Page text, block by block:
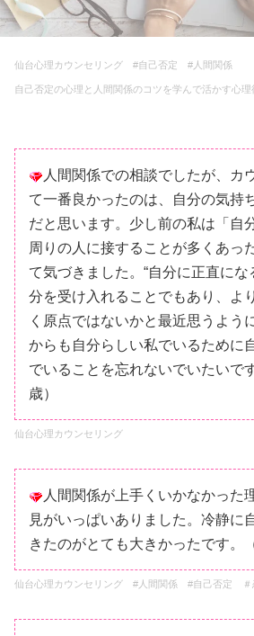
仙台心理カウンセリング #自己否定 #人間関係
自己否定の心理と人間関係のコツを学んで活かす心理
人間関係での相談でしたが、カ
て一番良かったのは、自分の気持
だと思います。少し前の私は「自
周りの人に接することが多くあっ
て気づきました。“自分に正直に
分を受け入れることでもあり、よ
く原点ではないかと最近思うよう
からも自分らしい私でいるために
でいることを忘れないでいたいで
歳）
仙台心理カウンセリング
人間関係が上手くいかなかった
見がいっぱいありました。冷静に
きたのがとても大きかったです。
仙台心理カウンセリング #人間関係 #自己否定 ＃